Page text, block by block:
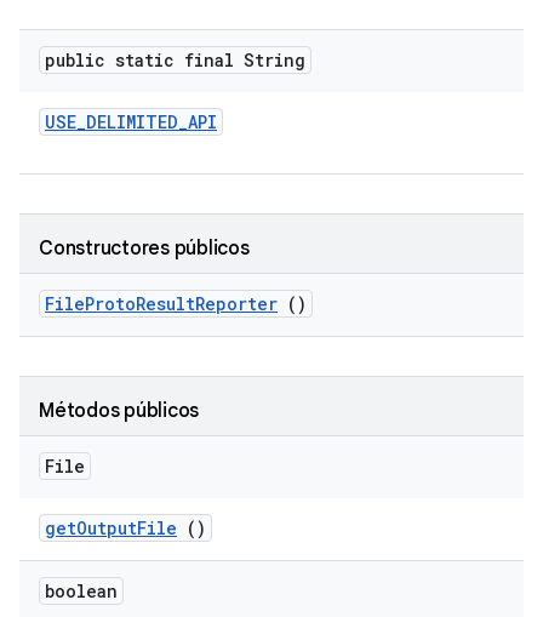
public static final String
USE_DELIMITED_API
Constructores públicos
FileProtoResultReporter ()
Métodos públicos
File
getOutputFile ()
boolean